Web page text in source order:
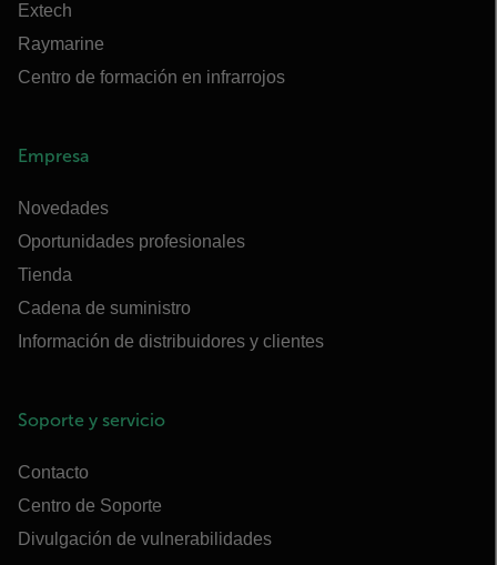
Extech
Raymarine
Centro de formación en infrarrojos
Empresa
Novedades
Oportunidades profesionales
Tienda
Cadena de suministro
Información de distribuidores y clientes
Soporte y servicio
Contacto
Centro de Soporte
Divulgación de vulnerabilidades